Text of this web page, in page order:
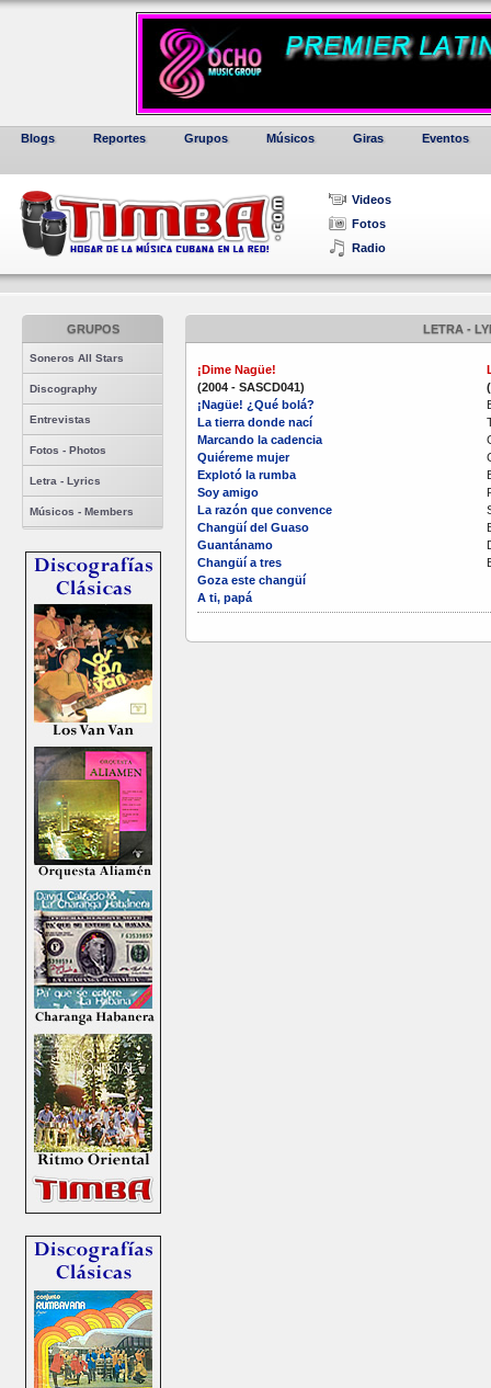
Blogs Reportes Grupos Músicos Giras Eventos
Videos
Fotos
Radio
GRUPOS
Soneros All Stars
Discography
Entrevistas
Fotos - Photos
Letra - Lyrics
Músicos - Members
LETRA -
¡Dime Nagüe!
(2004 - SASCD041)
¡Nagüe! ¿Qué bolá?
La tierra donde nací
Marcando la cadencia
Quiéreme mujer
Explotó la rumba
Soy amigo
La razón que convence
Changüí del Guaso
Guantánamo
Changüí a tres
Goza este changüí
A ti, papá